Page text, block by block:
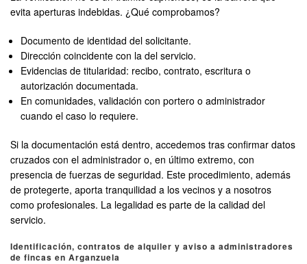
evita aperturas indebidas. ¿Qué comprobamos?
Documento de identidad del solicitante.
Dirección coincidente con la del servicio.
Evidencias de titularidad: recibo, contrato, escritura o
autorización documentada.
En comunidades, validación con portero o administrador
cuando el caso lo requiere.
Si la documentación está dentro, accedemos tras confirmar datos
cruzados con el administrador o, en último extremo, con
presencia de fuerzas de seguridad. Este procedimiento, además
de protegerte, aporta tranquilidad a los vecinos y a nosotros
como profesionales. La legalidad es parte de la calidad del
servicio.
Identificación, contratos de alquiler y aviso a administradores
de fincas en Arganzuela